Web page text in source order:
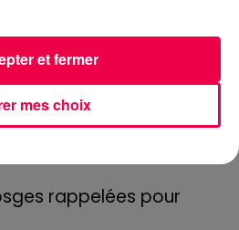
rappelées pour
mes choix
et fermer